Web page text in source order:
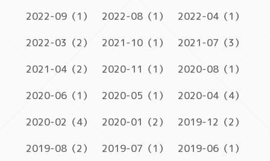
2022-09（1）
2022-08（1）
2022-04（1）
2022-03（2）
2021-10（1）
2021-07（3）
2021-04（2）
2020-11（1）
2020-08（1）
2020-06（1）
2020-05（1）
2020-04（4）
2020-02（4）
2020-01（2）
2019-12（2）
2019-08（2）
2019-07（1）
2019-06（1）